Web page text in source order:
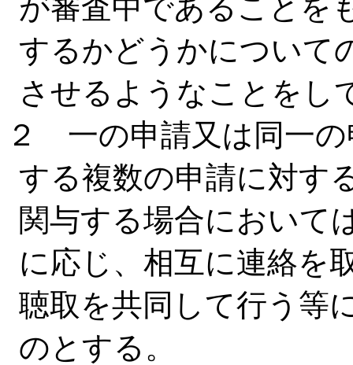
が審査中であることを
するかどうかについて
させるようなことをし
２ 一の申請又は同一
する複数の申請に対す
関与する場合において
に応じ、相互に連絡を
聴取を共同して行う等
のとする。